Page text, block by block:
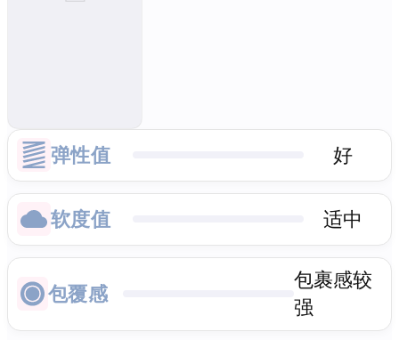
弹性值 好
软度值 适中
包覆感
包裹感较
强